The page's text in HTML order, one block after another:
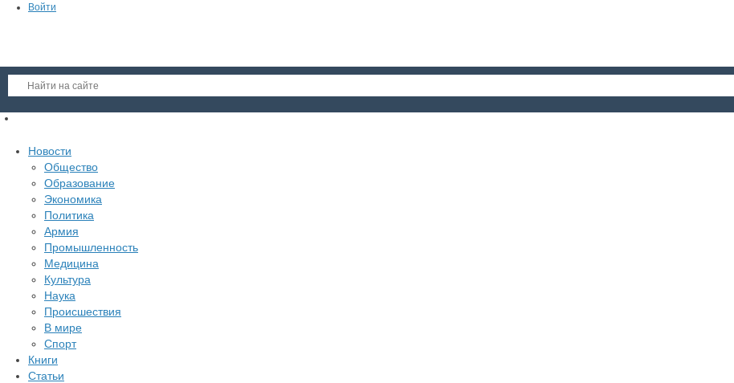
Войти
Гость
Войти
Регистрация
Новости
Общество
Образование
Экономика
Политика
Армия
Промышленность
Медицина
Культура
Наука
Происшествия
В мире
Спорт
Книги
Статьи